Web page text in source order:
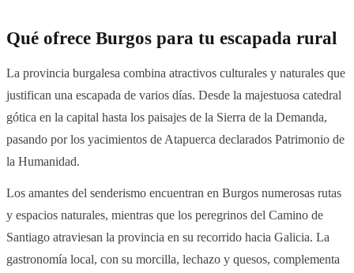
Qué ofrece Burgos para tu escapada rural
La provincia burgalesa combina atractivos culturales y naturales que
justifican una escapada de varios días. Desde la majestuosa catedral
gótica en la capital hasta los paisajes de la Sierra de la Demanda,
pasando por los yacimientos de Atapuerca declarados Patrimonio de
la Humanidad.
Los amantes del senderismo encuentran en Burgos numerosas rutas
y espacios naturales, mientras que los peregrinos del Camino de
Santiago atraviesan la provincia en su recorrido hacia Galicia. La
gastronomía local, con su morcilla, lechazo y quesos, complementa